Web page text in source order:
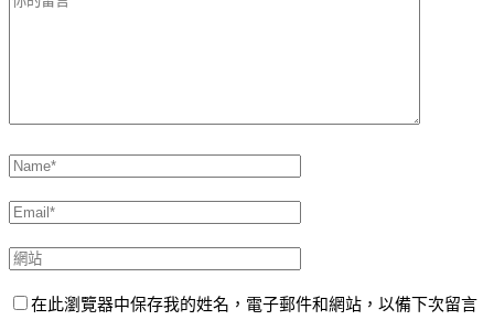
在此瀏覽器中保存我的姓名，電子郵件和網站，以備下次留言